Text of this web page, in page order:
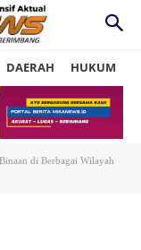
DAERAH HUKUM
di Berbagai Wilayah